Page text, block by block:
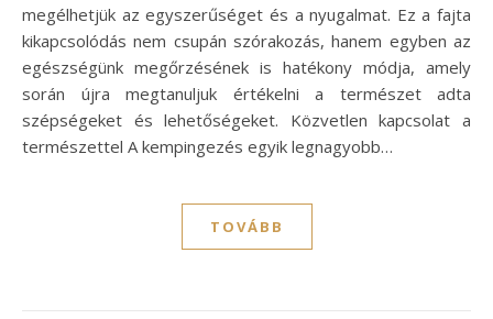
megélhetjük az egyszerűséget és a nyugalmat. Ez a fajta
kikapcsolódás nem csupán szórakozás, hanem egyben az
egészségünk megőrzésének is hatékony módja, amely
során újra megtanuljuk értékelni a természet adta
szépségeket és lehetőségeket. Közvetlen kapcsolat a
természettel A kempingezés egyik legnagyobb…
TOVÁBB